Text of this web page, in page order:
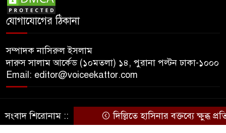
১০
যোগাযোগের ঠিকানা
সম্পাদক নাসিরুল ইসলাম
দারুস সালাম আর্কেড (১০মতলা) ১৪, পুরানা পল্টন ঢাকা-১০০০
Email: editor@voiceekattor.com
© Copyright By © Voice Ekattor
সংবাদ শিরোনাম :: দিল্লিতে হাসিনার বক্তব্যে ক্ষুব্ধ